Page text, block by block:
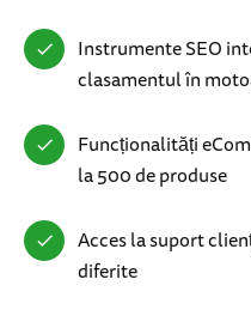
Instrumente SEO
clasamentul în
Funcționalități
la 500 de produse
Acces la suport
diferite